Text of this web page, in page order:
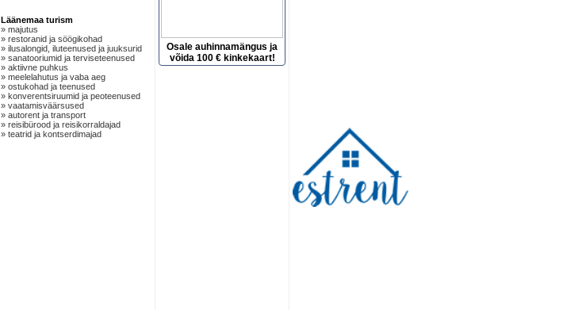
Läänemaa turism
» majutus
» restoranid ja söögikohad
» ilusalongid, iluteenused ja juuksurid
» sanatooriumid ja terviseteenused
» aktiivne puhkus
» meelelahutus ja vaba aeg
» ostukohad ja teenused
» konverentsiruumid ja peoteenused
» vaatamisväärsused
» autorent ja transport
» reisibürood ja reisikorraldajad
» teatrid ja kontserdimajad
Osale auhinnamängus ja
võida 100 € kinkekaart!